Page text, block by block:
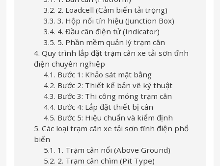
3.2. 2. Loadcell (Cảm biến tải trọng)
3.3. 3. Hộp nối tín hiệu (Junction Box)
3.4. 4. Đầu cân điện tử (Indicator)
3.5. 5. Phần mềm quản lý trạm cân
4. Quy trình lắp đặt trạm cân xe tải sơn tĩnh
điện chuyên nghiệp
4.1. Bước 1: Khảo sát mặt bằng
4.2. Bước 2: Thiết kế bản vẽ kỹ thuật
4.3. Bước 3: Thi công móng trạm cân
4.4. Bước 4: Lắp đặt thiết bị cân
4.5. Bước 5: Hiệu chuẩn và kiểm định
5. Các loại trạm cân xe tải sơn tĩnh điện phổ
biến
5.1. 1. Trạm cân nổi (Above Ground)
5.2. 2. Trạm cân chìm (Pit Type)